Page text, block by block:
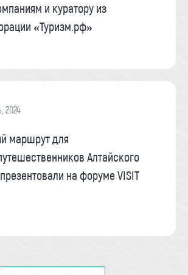
и куратору из
«Туризм.рф»
2024
маршрут для
Алтайского
на форуме VISIT